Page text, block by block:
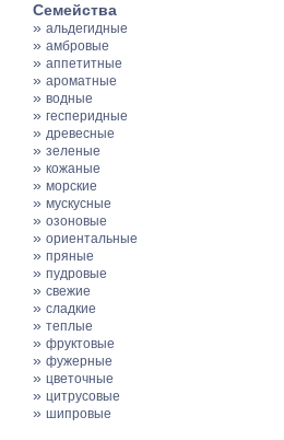
Семейства
» альдегидные
» амбровые
» аппетитные
» ароматные
» водные
» гесперидные
» древесные
» зеленые
» кожаные
» морские
» мускусные
» озоновые
» ориентальные
» пряные
» пудровые
» свежие
» сладкие
» теплые
» фруктовые
» фужерные
» цветочные
» цитрусовые
» шипровые